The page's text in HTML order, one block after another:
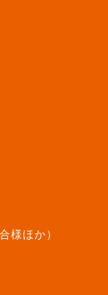
様ほか）